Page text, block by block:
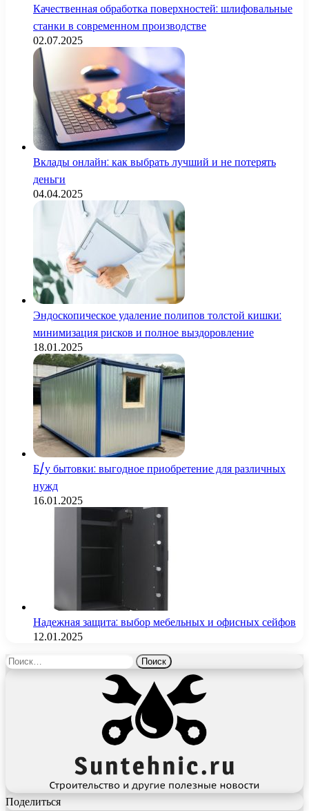
Качественная обработка поверхностей: шлифовальные
станки в современном производстве
02.07.2025
Вклады онлайн: как выбрать лучший и не потерять
деньги
04.04.2025
Эндоскопическое удаление полипов толстой кишки:
минимизация рисков и полное выздоровление
18.01.2025
Б/у бытовки: выгодное приобретение для различных
нужд
16.01.2025
Надежная защита: выбор мебельных и офисных сейфов
12.01.2025
Найти:
Поделиться